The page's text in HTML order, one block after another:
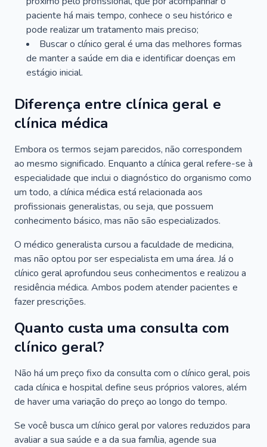
paciente há mais tempo, conhece o seu histórico e
pode realizar um tratamento mais preciso;
Buscar o clínico geral é uma das melhores formas
de manter a saúde em dia e identificar doenças em
estágio inicial.
Diferença entre clínica geral e
clínica médica
Embora os termos sejam parecidos, não correspondem
ao mesmo significado. Enquanto a clínica geral refere-se à
especialidade que inclui o diagnóstico do organismo como
um todo, a clínica médica está relacionada aos
profissionais generalistas, ou seja, que possuem
conhecimento básico, mas não são especializados.
O médico generalista cursou a faculdade de medicina,
mas não optou por ser especialista em uma área. Já o
clínico geral aprofundou seus conhecimentos e realizou a
residência médica. Ambos podem atender pacientes e
fazer prescrições.
Quanto custa uma consulta com
clínico geral?
Não há um preço fixo da consulta com o clínico geral, pois
cada clínica e hospital define seus próprios valores, além
de haver uma variação do preço ao longo do tempo.
Se você busca um clínico geral por valores reduzidos para
avaliar a sua saúde e a da sua família, agende sua